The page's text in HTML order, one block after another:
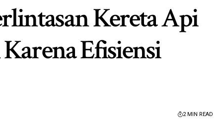
Kereta Api
Efisiensi
2 MIN READ